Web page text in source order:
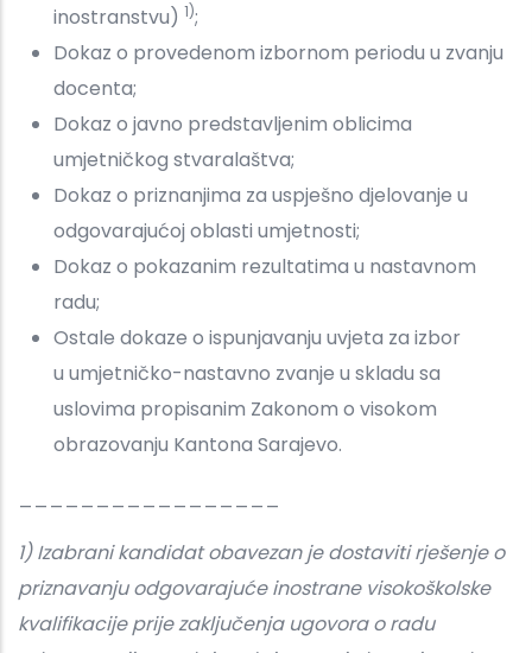
inostranstvu) 1);
Dokaz o provedenom izbornom periodu u zvanju
docenta;
Dokaz o javno predstavljenim oblicima
umjetničkog stvaralaštva;
Dokaz o priznanjima za uspješno djelovanje u
odgovarajućoj oblasti umjetnosti;
Dokaz o pokazanim rezultatima u nastavnom
radu;
Ostale dokaze o ispunjavanju uvjeta za izbor
u umjetničko-nastavno zvanje u skladu sa
uslovima propisanim Zakonom o visokom
obrazovanju Kantona Sarajevo.
1) Izabrani kandidat obavezan je dostaviti rješenje o
priznavanju odgovarajuće inostrane visokoškolske
kvalifikacije prije zaključenja ugovora o radu